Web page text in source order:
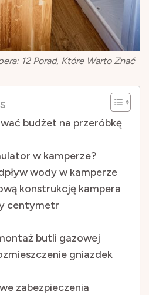
12 Porad, Które Warto Znać
budżet na przeróbkę
w kamperze?
wody w kamperze
konstrukcję kampera
centymetr
butli gazowej
gniazdek
zabezpieczenia